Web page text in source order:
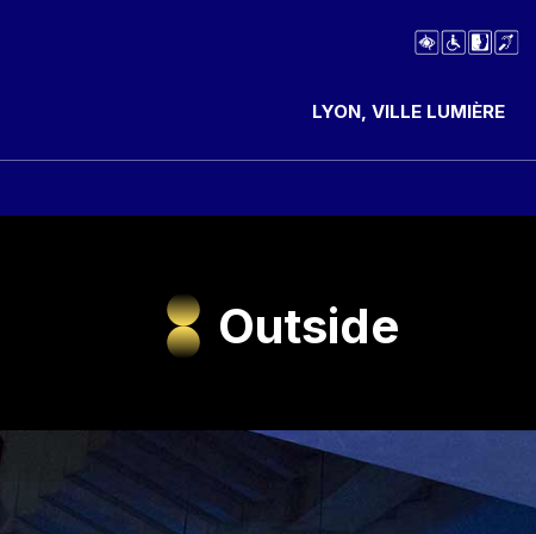
LYON, VILLE LUMIÈRE
Outside